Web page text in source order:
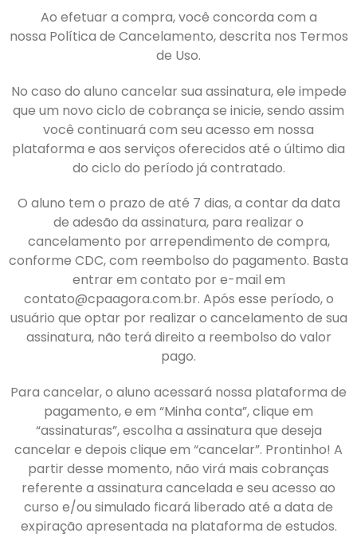
Ao efetuar a compra, você concorda com a
nossa Política de Cancelamento, descrita nos Termos
de Uso.
No caso do aluno cancelar sua assinatura, ele impede
que um novo ciclo de cobrança se inicie, sendo assim
você continuará com seu acesso em nossa
plataforma e aos serviços oferecidos até o último dia
do ciclo do período já contratado.
O aluno tem o prazo de até 7 dias, a contar da data
de adesão da assinatura, para realizar o
cancelamento por arrependimento de compra,
conforme CDC, com reembolso do pagamento. Basta
entrar em contato por e-mail em
contato@cpaagora.com.br. Após esse período, o
usuário que optar por realizar o cancelamento de sua
assinatura, não terá direito a reembolso do valor
pago.
Para cancelar, o aluno acessará nossa plataforma de
pagamento, e em “Minha conta”, clique em
“assinaturas”, escolha a assinatura que deseja
cancelar e depois clique em “cancelar”. Prontinho! A
partir desse momento, não virá mais cobranças
referente a assinatura cancelada e seu acesso ao
curso e/ou simulado ficará liberado até a data de
expiração apresentada na plataforma de estudos.